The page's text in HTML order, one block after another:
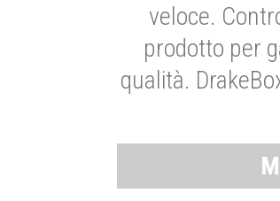
veloce.
prodotto per
qualità.